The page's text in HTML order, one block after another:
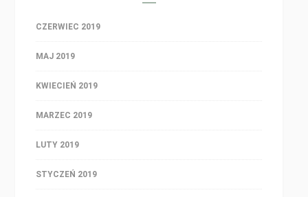
CZERWIEC 2019
MAJ 2019
KWIECIEŃ 2019
MARZEC 2019
LUTY 2019
STYCZEŃ 2019